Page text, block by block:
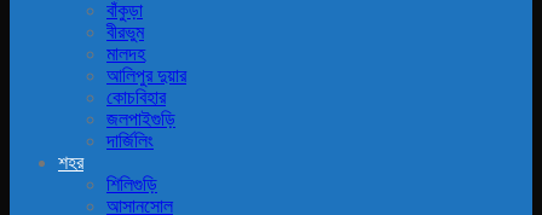
বাঁকুড়া
বীরভুম
মালদহ
আলিপুর দুয়ার
কোচবিহার
জলপাইগুড়ি
দার্জিলিং
শহর
শিলিগুড়ি
আসানসোল